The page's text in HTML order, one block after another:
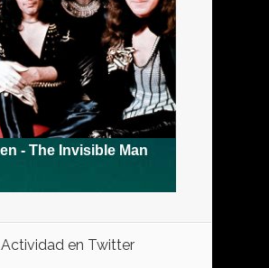
Actividad en Twitter